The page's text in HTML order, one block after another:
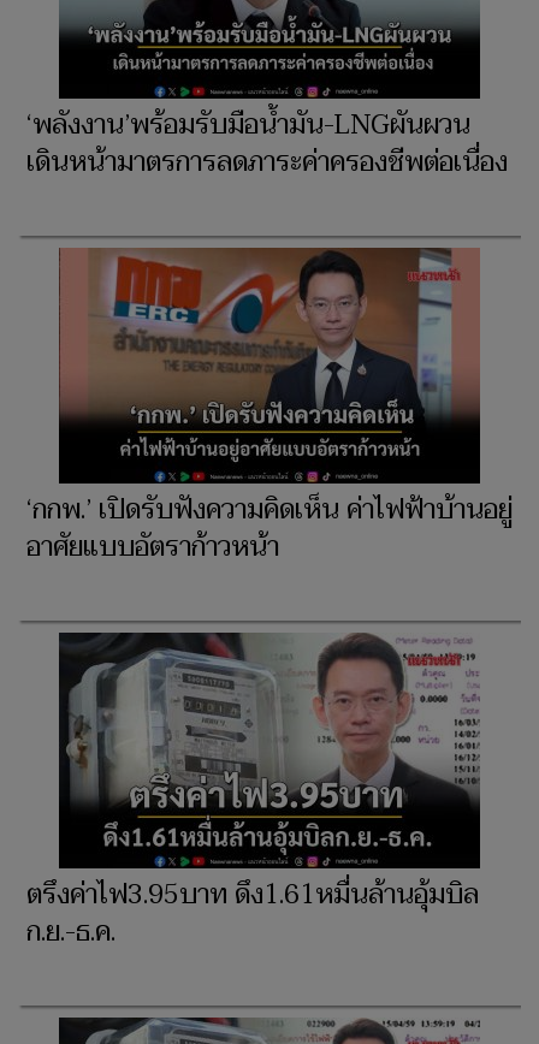
‘พลังงาน’พร้อมรับมือน้ำมัน-LNGผันผวน
เดินหน้ามาตรการลดภาระค่าครองชีพต่อเนื่อง
‘กกพ.’ เปิดรับฟังความคิดเห็น ค่าไฟฟ้าบ้านอยู่
อาศัยแบบอัตราก้าวหน้า
ตรึงค่าไฟ3.95บาท ดึง1.61หมื่นล้านอุ้มบิล
ก.ย.-ธ.ค.